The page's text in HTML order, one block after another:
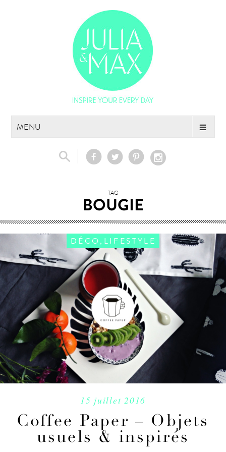
MENU
TAG
BOUGIE
DÉCO, LIFESTYLE
15 juillet 2016
Coffee Paper – Objets
usuels & inspirés